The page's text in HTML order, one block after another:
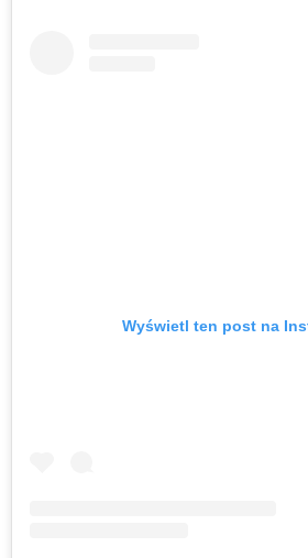
Wyświetl ten post na